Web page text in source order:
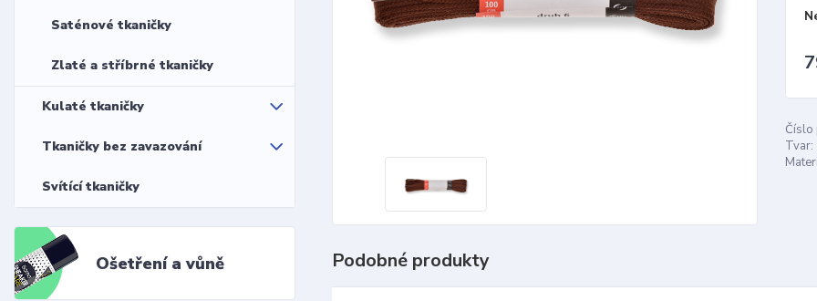
Saténové tkaničky
Zlaté a stříbrné tkaničky
Kulaté tkaničky
Tkaničky bez zavazování
Svítící tkaničky
Ošetření a vůně
Číslo
Tvar:
Podobné produkty